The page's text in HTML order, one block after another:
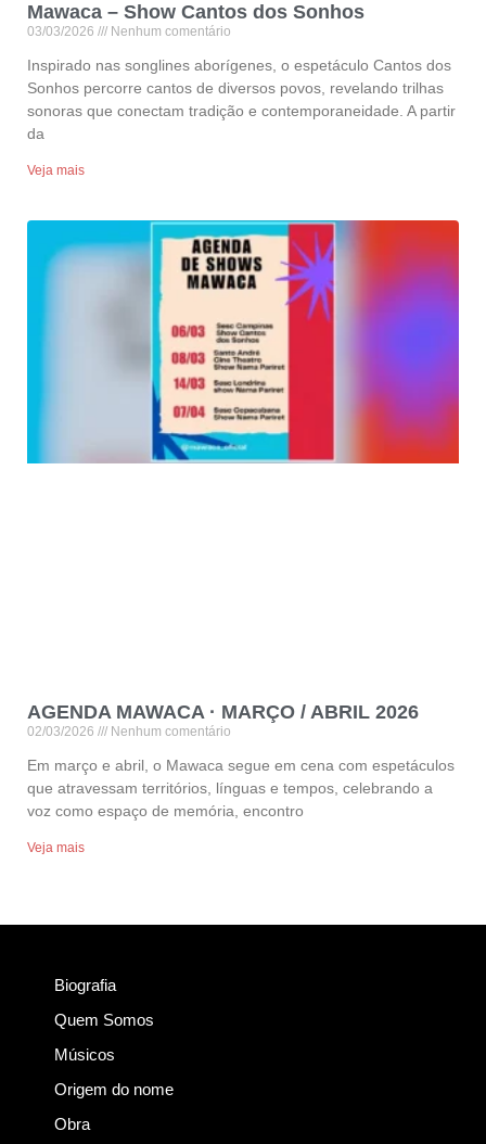
Mawaca – Show Cantos dos Sonhos
03/03/2026 Nenhum comentário
Inspirado nas songlines aborígenes, o espetáculo Cantos dos
Sonhos percorre cantos de diversos povos, revelando trilhas
sonoras que conectam tradição e contemporaneidade. A partir
da
Veja mais
AGENDA MAWACA · MARÇO / ABRIL 2026
02/03/2026 Nenhum comentário
Em março e abril, o Mawaca segue em cena com espetáculos
que atravessam territórios, línguas e tempos, celebrando a
voz como espaço de memória, encontro
Veja mais
Biografia
Quem Somos
Músicos
Origem do nome
Obra